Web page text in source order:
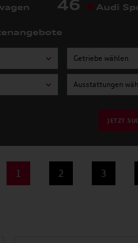
46 Audi
Getriebe wählen
Ausstattungen
JETZT
1 2 3